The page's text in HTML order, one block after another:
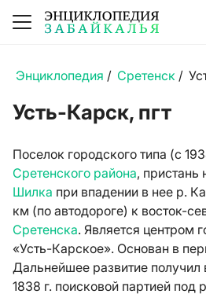
Энциклопедия / Сретенск /
Усть-Карск, пгт
Поселок городского типа (с
Сретенского района, пристань
Шилка при впадении в нее р.
км (по автодороге) к восток-
Сретенска. Является центром
«Усть-Карское». Основан в
Дальнейшее развитие получил
1838 г. поисковой партией под